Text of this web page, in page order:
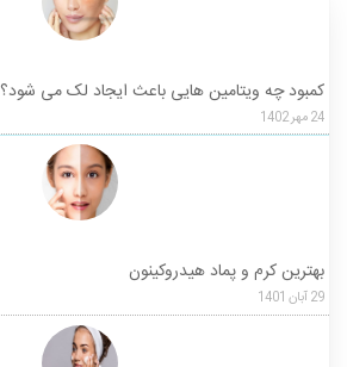
کمبود چه ویتامین هایی باعث ایجاد لک می شود؟
24مهر1402
بهترین کرم و پماد هیدروکینون
29آبان 1401